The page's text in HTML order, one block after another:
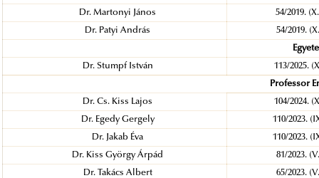
Dr. Martonyi János 54/2019.
Dr. Patyi András 54/2019.
Dr. Stumpf István 113/2025.
Professor
Dr. Cs. Kiss Lajos 104/2024.
Dr. Egedy Gergely 110/2023.
Dr. Jakab Éva 110/2023.
Dr. Kiss György Árpád 81/2023.
Dr. Takács Albert 65/2023.